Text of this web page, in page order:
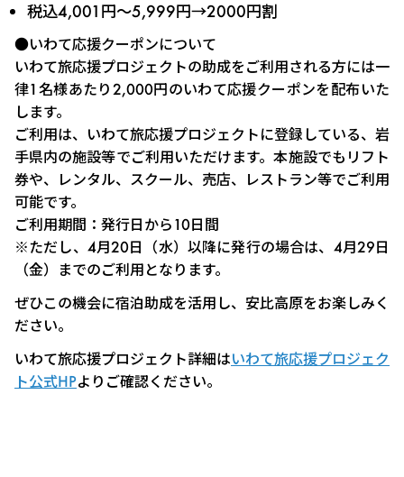
税込4,001円～5,999円→2000円割
●いわて応援クーポンについて
いわて旅応援プロジェクトの助成をご利用される方には一
律1名様あたり2,000円のいわて応援クーポンを配布いた
します。
ご利用は、いわて旅応援プロジェクトに登録している、岩
手県内の施設等でご利用いただけます。本施設でもリフト
券や、レンタル、スクール、売店、レストラン等でご利用
可能です。
ご利用期間：発行日から10日間
※ただし、4月20日（水）以降に発行の場合は、4月29日
（金）までのご利用となります。
ぜひこの機会に宿泊助成を活用し、安比高原をお楽しみく
ださい。
いわて旅応援プロジェクト詳細はいわて旅応援プロジェク
ト公式HPよりご確認ください。